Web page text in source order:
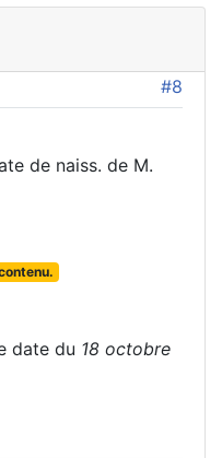
#8
de naiss. de M.
date du 18 octobre